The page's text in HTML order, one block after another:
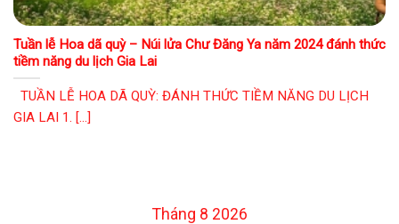
Tuần lễ Hoa dã quỳ – Núi lửa Chư Đăng Ya năm 2024 đánh thức
tiềm năng du lịch Gia Lai
TUẦN LỄ HOA DÃ QUỲ: ĐÁNH THỨC TIỀM NĂNG DU LỊCH
GIA LAI 1. [...]
Tháng 8 2026